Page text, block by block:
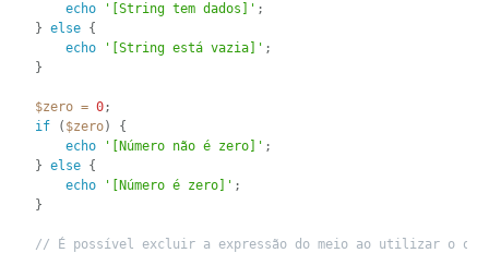
echo
'[String tem dados]' ;
} else {
echo
'[String está vazia]' ;
}
$zero = 0;
if
( $zero)
{
echo
'[Número não é zero]' ;
} else {
echo
'[Número é zero]' ;
}
// É possível excluir a expressão do meio ao utilizar o